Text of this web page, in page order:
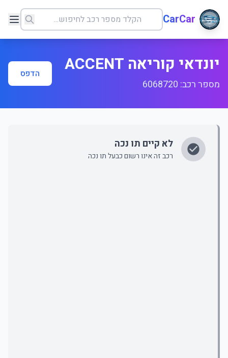
CarCar
יונדאי קוריאה ACCENT
מספר רכב: 6068720
הדפס
לא קיים תו נכה
רכב זה אינו רשום כבעל תו נכה